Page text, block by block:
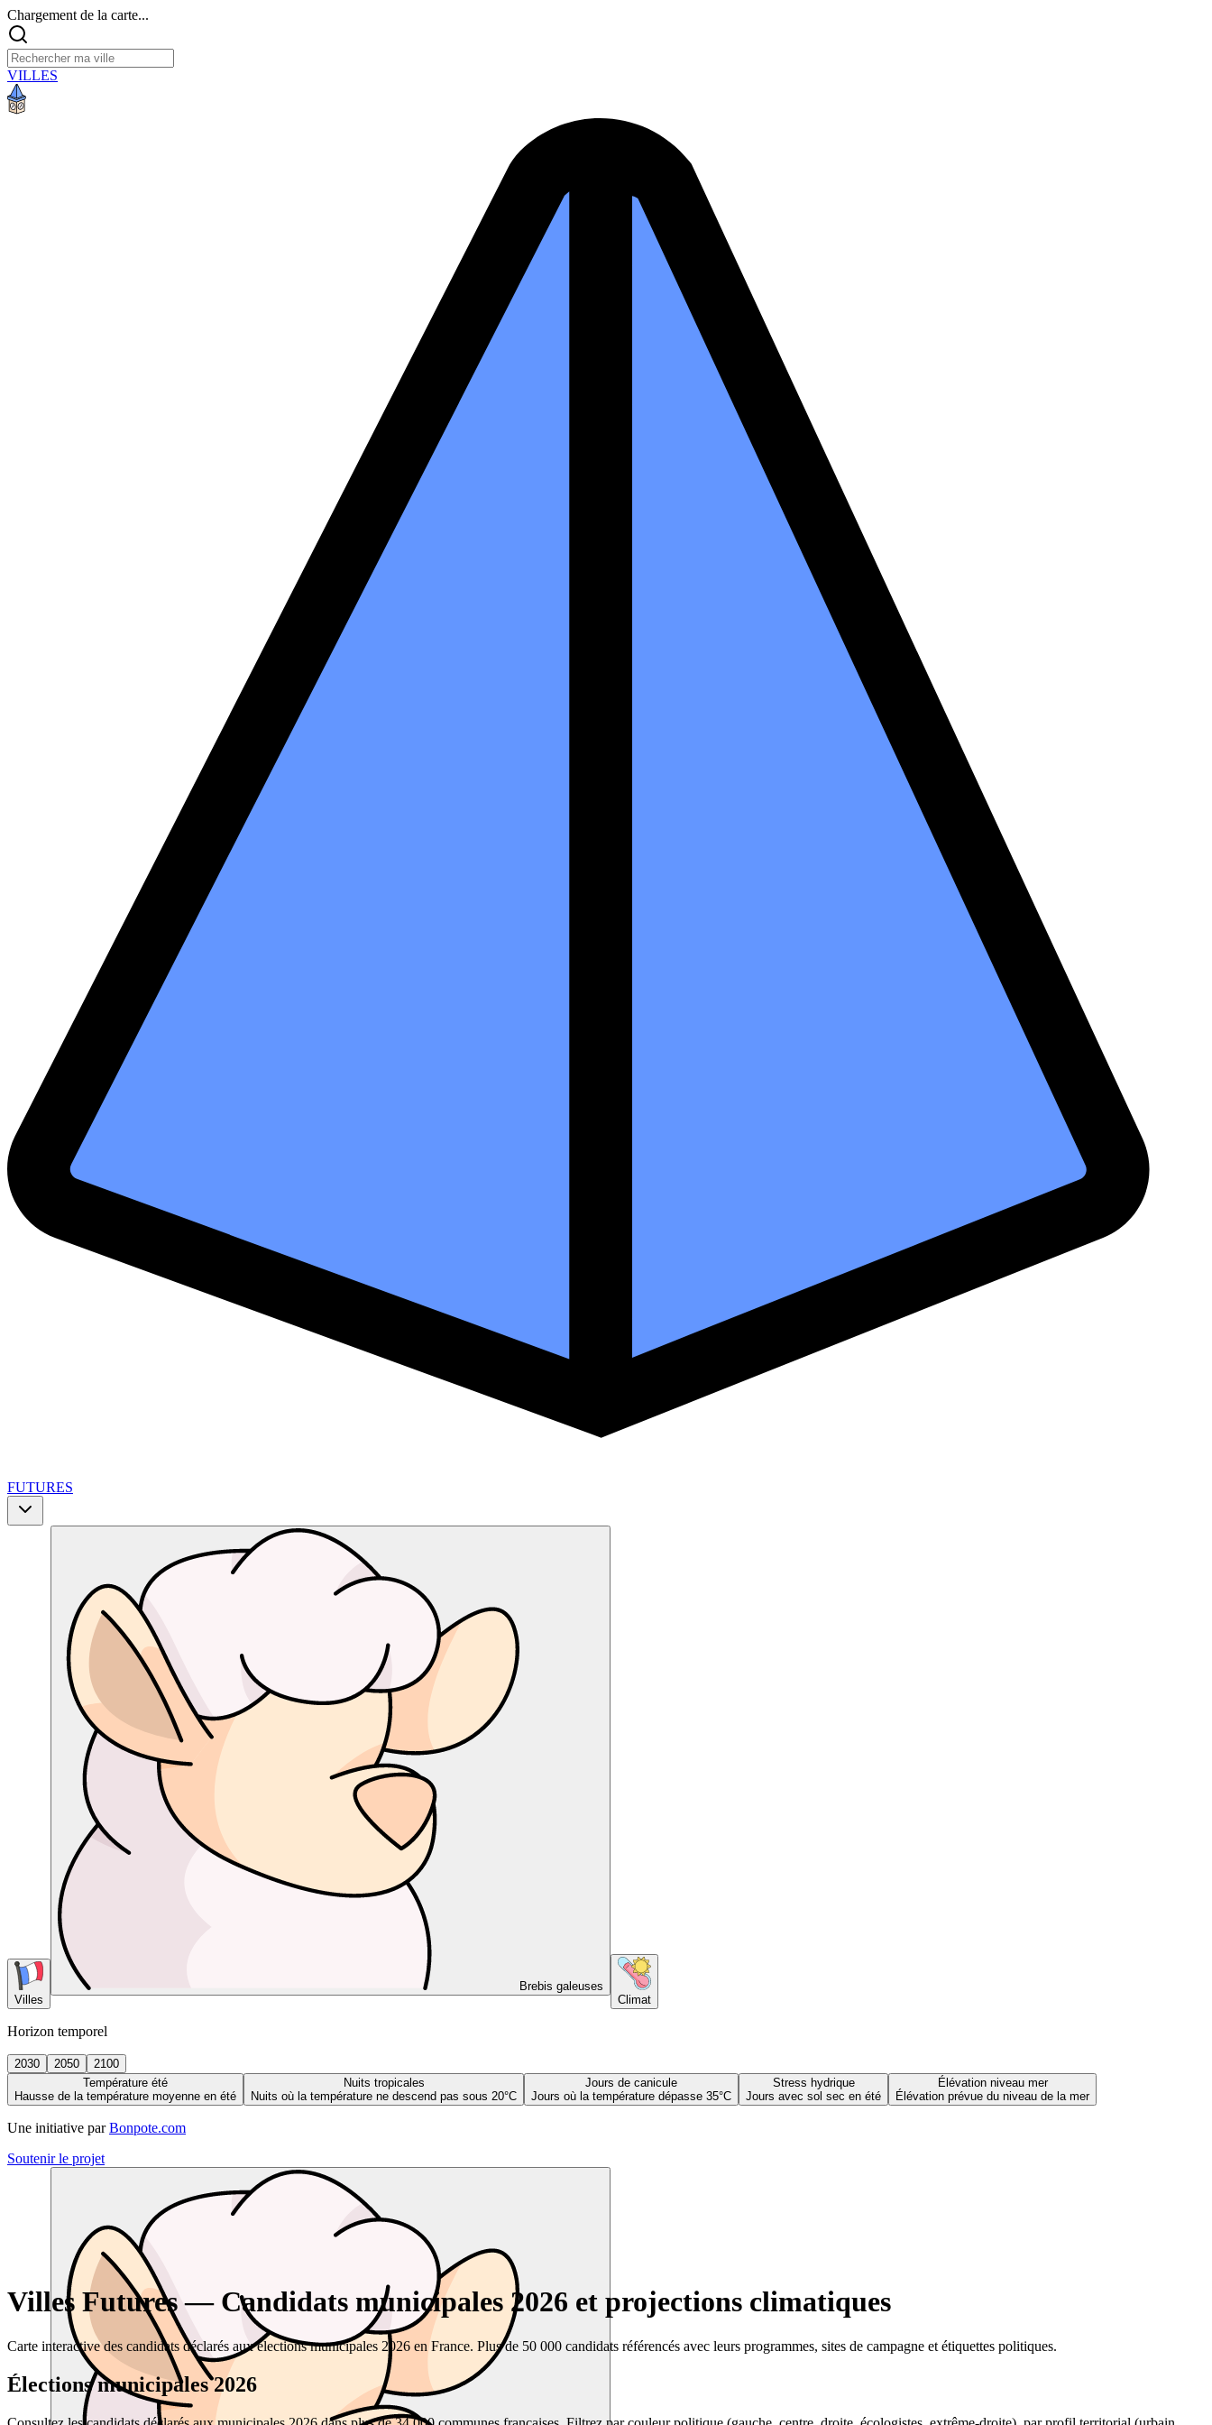
Chargement de la carte...
VILLES
FUTURES
Villes
Brebis galeuses
Climat
Horizon temporel
2030 2050
2100
Température été
Hausse de la température moyenne en été
Nuits tropicales
Nuits où la température ne descend pas sous 20°C
Jours de canicule
Jours où la température dépasse 35°C
Stress hydrique
Jours avec sol sec en été
Élévation niveau mer
Élévation prévue du niveau de la mer
Une initiative par Bonpote.com
Soutenir le projet
Villes Futures — Candidats municipales 2026 et projections climatiques
Carte interactive des candidats déclarés aux élections municipales 2026 en France. Plus de 50 000 candidats référencés avec leurs programmes, sites de campagne et étiquettes politiques.
Élections municipales 2026